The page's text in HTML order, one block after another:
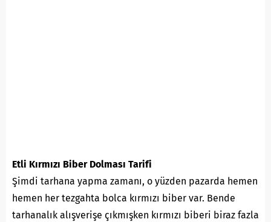
Etli Kırmızı Biber Dolması Tarifi
Şimdi tarhana yapma zamanı, o yüzden pazarda hemen
hemen her tezgahta bolca kırmızı biber var. Bende
tarhanalık alışverişe çıkmışken kırmızı biberi biraz fazla